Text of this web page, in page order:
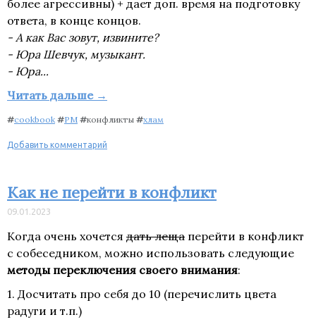
более агрессивны) + дает доп. время на подготовку
ответа, в конце концов.
- А как Вас зовут, извините?
- Юра Шевчук, музыкант.
- Юра...
Читать дальше →
#cookbook #PM #конфликты #хлам
Добавить комментарий
Как не перейти в конфликт
09.01.2023
Когда очень хочется дать леща перейти в конфликт
с собеседником, можно использовать следующие
методы переключения своего внимания:
1. Досчитать про себя до 10 (перечислить цвета
радуги и т.п.)